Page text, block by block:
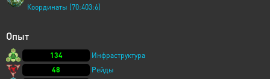
Координаты [70:403:6]
Опыт
134
Инфраструктура
48
Рейды